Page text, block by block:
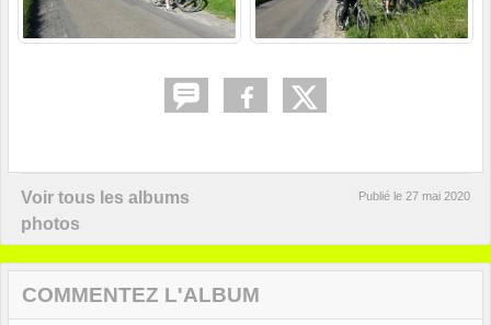
Voir tous les albums
photos
Publié le 27 mai 2020
COMMENTEZ L'ALBUM